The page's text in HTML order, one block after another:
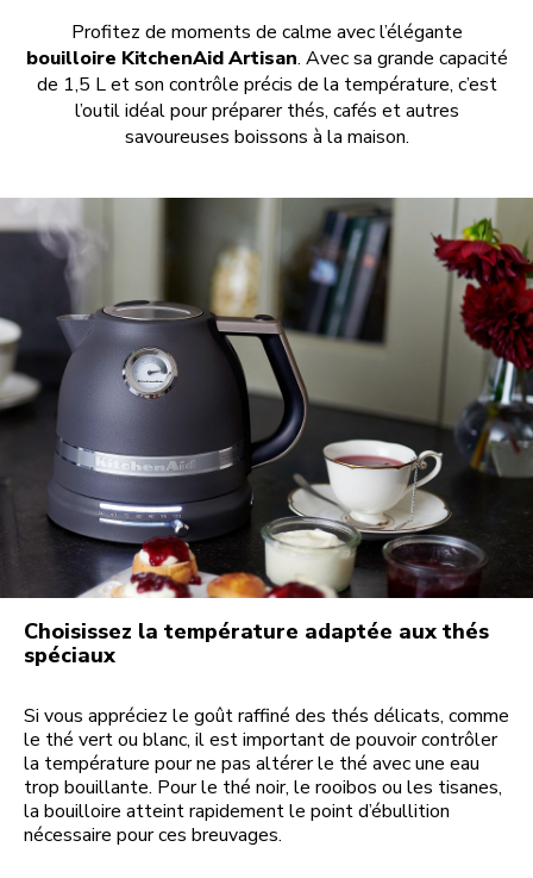
Profitez de moments de calme avec l’élégante
bouilloire KitchenAid Artisan. Avec sa grande capacité
de 1,5 L et son contrôle précis de la température, c’est
l’outil idéal pour préparer thés, cafés et autres
savoureuses boissons à la maison.
Choisissez la température adaptée aux thés
spéciaux
Si vous appréciez le goût raffiné des thés délicats, comme
le thé vert ou blanc, il est important de pouvoir contrôler
la température pour ne pas altérer le thé avec une eau
trop bouillante. Pour le thé noir, le rooibos ou les tisanes,
la bouilloire atteint rapidement le point d’ébullition
nécessaire pour ces breuvages.